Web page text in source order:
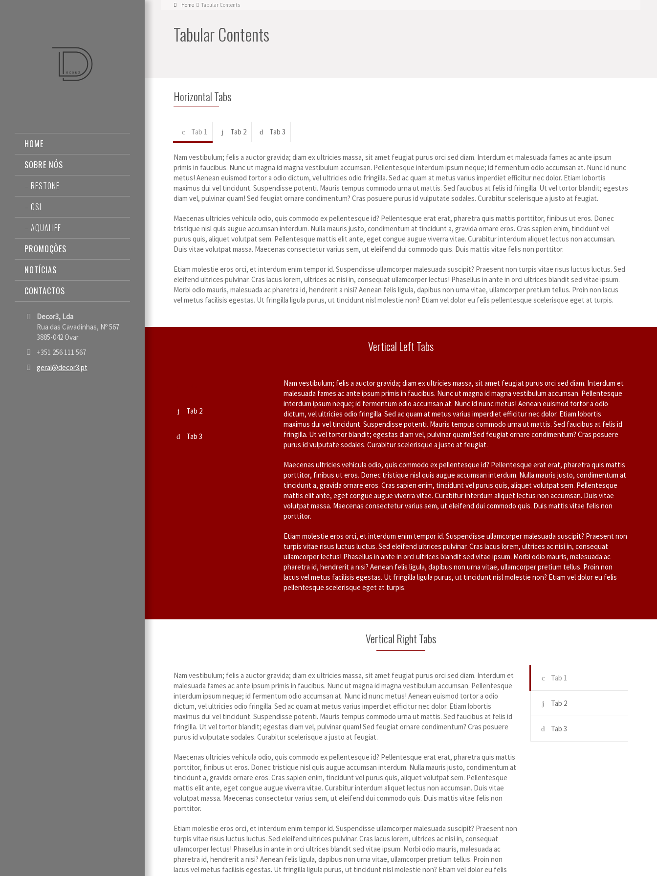
HOME
SOBRE NÓS
– RESTONE
– GSI
– AQUALIFE
PROMOÇÕES
NOTÍCIAS
CONTACTOS
Decor3, Lda
Rua das Cavadinhas, Nº 567
3885-042 Ovar
+351 256 111 567
geral@decor3.pt
Home Tabular Contents
Tabular Contents
Horizontal Tabs
Tab 1 Tab 2 Tab 3
Nam vestibulum; felis a auctor gravida; diam ex ultricies massa, sit amet feugiat purus orci sed diam. Interdum et malesuada fames ac ante ipsum
primis in faucibus. Nunc ut magna id magna vestibulum accumsan. Pellentesque interdum ipsum neque; id fermentum odio accumsan at. Nunc id nunc
metus! Aenean euismod tortor a odio dictum, vel ultricies odio fringilla. Sed ac quam at metus varius imperdiet efficitur nec dolor. Etiam lobortis
maximus dui vel tincidunt. Suspendisse potenti. Mauris tempus commodo urna ut mattis. Sed faucibus at felis id fringilla. Ut vel tortor blandit; egestas
diam vel, pulvinar quam! Sed feugiat ornare condimentum? Cras posuere purus id vulputate sodales. Curabitur scelerisque a justo at feugiat.
Maecenas ultricies vehicula odio, quis commodo ex pellentesque id? Pellentesque erat erat, pharetra quis mattis porttitor, finibus ut eros. Donec
tristique nisl quis augue accumsan interdum. Nulla mauris justo, condimentum at tincidunt a, gravida ornare eros. Cras sapien enim, tincidunt vel
purus quis, aliquet volutpat sem. Pellentesque mattis elit ante, eget congue augue viverra vitae. Curabitur interdum aliquet lectus non accumsan.
Duis vitae volutpat massa. Maecenas consectetur varius sem, ut eleifend dui commodo quis. Duis mattis vitae felis non porttitor.
Etiam molestie eros orci, et interdum enim tempor id. Suspendisse ullamcorper malesuada suscipit? Praesent non turpis vitae risus luctus luctus. Sed
eleifend ultrices pulvinar. Cras lacus lorem, ultrices ac nisi in, consequat ullamcorper lectus! Phasellus in ante in orci ultrices blandit sed vitae ipsum.
Morbi odio mauris, malesuada ac pharetra id, hendrerit a nisi? Aenean felis ligula, dapibus non urna vitae, ullamcorper pretium tellus. Proin non lacus
vel metus facilisis egestas. Ut fringilla ligula purus, ut tincidunt nisl molestie non? Etiam vel dolor eu felis pellentesque scelerisque eget at turpis.
Vertical Left Tabs
Tab 2
Tab 3
Nam vestibulum; felis a auctor gravida; diam ex ultricies massa, sit amet feugiat purus orci sed diam. Interdum et
malesuada fames ac ante ipsum primis in faucibus. Nunc ut magna id magna vestibulum accumsan. Pellentesque
interdum ipsum neque; id fermentum odio accumsan at. Nunc id nunc metus! Aenean euismod tortor a odio
dictum, vel ultricies odio fringilla. Sed ac quam at metus varius imperdiet efficitur nec dolor. Etiam lobortis
maximus dui vel tincidunt. Suspendisse potenti. Mauris tempus commodo urna ut mattis. Sed faucibus at felis id
fringilla. Ut vel tortor blandit; egestas diam vel, pulvinar quam! Sed feugiat ornare condimentum? Cras posuere
purus id vulputate sodales. Curabitur scelerisque a justo at feugiat.
Maecenas ultricies vehicula odio, quis commodo ex pellentesque id? Pellentesque erat erat, pharetra quis mattis
porttitor, finibus ut eros. Donec tristique nisl quis augue accumsan interdum. Nulla mauris justo, condimentum at
tincidunt a, gravida ornare eros. Cras sapien enim, tincidunt vel purus quis, aliquet volutpat sem. Pellentesque
mattis elit ante, eget congue augue viverra vitae. Curabitur interdum aliquet lectus non accumsan. Duis vitae
volutpat massa. Maecenas consectetur varius sem, ut eleifend dui commodo quis. Duis mattis vitae felis non
porttitor.
Etiam molestie eros orci, et interdum enim tempor id. Suspendisse ullamcorper malesuada suscipit? Praesent non
turpis vitae risus luctus luctus. Sed eleifend ultrices pulvinar. Cras lacus lorem, ultrices ac nisi in, consequat
ullamcorper lectus! Phasellus in ante in orci ultrices blandit sed vitae ipsum. Morbi odio mauris, malesuada ac
pharetra id, hendrerit a nisi? Aenean felis ligula, dapibus non urna vitae, ullamcorper pretium tellus. Proin non
lacus vel metus facilisis egestas. Ut fringilla ligula purus, ut tincidunt nisl molestie non? Etiam vel dolor eu felis
pellentesque scelerisque eget at turpis.
Vertical Right Tabs
Tab 1
Tab 2
Tab 3
Nam vestibulum; felis a auctor gravida; diam ex ultricies massa, sit amet feugiat purus orci sed diam. Interdum et
malesuada fames ac ante ipsum primis in faucibus. Nunc ut magna id magna vestibulum accumsan. Pellentesque
interdum ipsum neque; id fermentum odio accumsan at. Nunc id nunc metus! Aenean euismod tortor a odio
dictum, vel ultricies odio fringilla. Sed ac quam at metus varius imperdiet efficitur nec dolor. Etiam lobortis
maximus dui vel tincidunt. Suspendisse potenti. Mauris tempus commodo urna ut mattis. Sed faucibus at felis id
fringilla. Ut vel tortor blandit; egestas diam vel, pulvinar quam! Sed feugiat ornare condimentum? Cras posuere
purus id vulputate sodales. Curabitur scelerisque a justo at feugiat.
Maecenas ultricies vehicula odio, quis commodo ex pellentesque id? Pellentesque erat erat, pharetra quis mattis
porttitor, finibus ut eros. Donec tristique nisl quis augue accumsan interdum. Nulla mauris justo, condimentum at
tincidunt a, gravida ornare eros. Cras sapien enim, tincidunt vel purus quis, aliquet volutpat sem. Pellentesque
mattis elit ante, eget congue augue viverra vitae. Curabitur interdum aliquet lectus non accumsan. Duis vitae
volutpat massa. Maecenas consectetur varius sem, ut eleifend dui commodo quis. Duis mattis vitae felis non
porttitor.
Etiam molestie eros orci, et interdum enim tempor id. Suspendisse ullamcorper malesuada suscipit? Praesent non
turpis vitae risus luctus luctus. Sed eleifend ultrices pulvinar. Cras lacus lorem, ultrices ac nisi in, consequat
ullamcorper lectus! Phasellus in ante in orci ultrices blandit sed vitae ipsum. Morbi odio mauris, malesuada ac
pharetra id, hendrerit a nisi? Aenean felis ligula, dapibus non urna vitae, ullamcorper pretium tellus. Proin non
lacus vel metus facilisis egestas. Ut fringilla ligula purus, ut tincidunt nisl molestie non? Etiam vel dolor eu felis